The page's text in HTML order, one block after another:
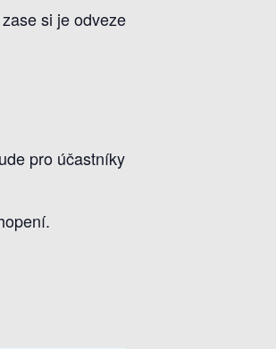
si je odveze
pro účastníky